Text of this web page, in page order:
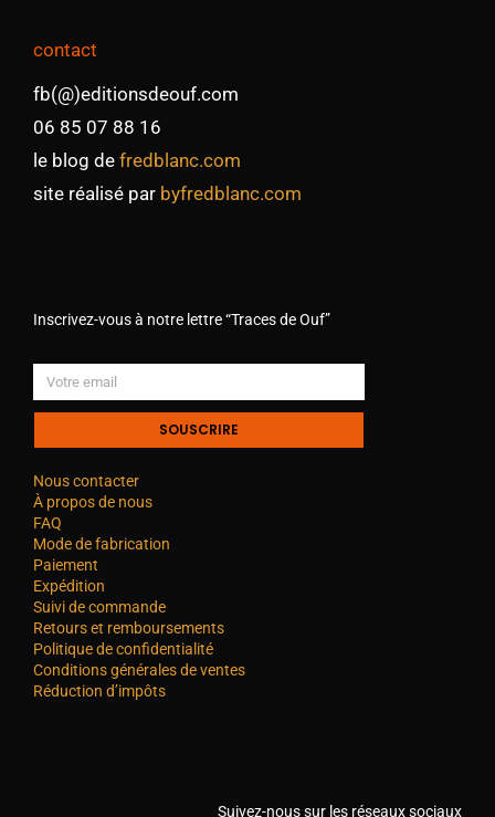
contact
fb(@)editionsdeouf.com
06 85 07 88 16
le blog de fredblanc.com
site réalisé par byfredblanc.com
Inscrivez-vous à notre lettre “Traces de Ouf”
SOUSCRIRE
Nous contacter
À propos de nous
FAQ
Mode de fabrication
Paiement
Expédition
Suivi de commande
Retours et remboursements
Politique de confidentialité
Conditions générales de ventes
Réduction d’impôts
Suivez-nous sur les réseaux sociaux